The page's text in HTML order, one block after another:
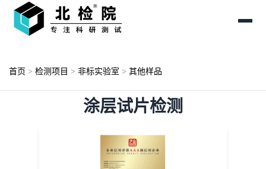
首页 > 检测项目 > 非标实验室 > 其他样品
涂层试片检测